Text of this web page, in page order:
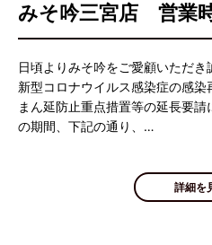
みそ吟三宮店 営業
日頃よりみそ吟をご愛顧いただき
新型コロナウイルス感染症の感
まん延防止重点措置等の延長要
の期間、下記の通り、…
詳細を